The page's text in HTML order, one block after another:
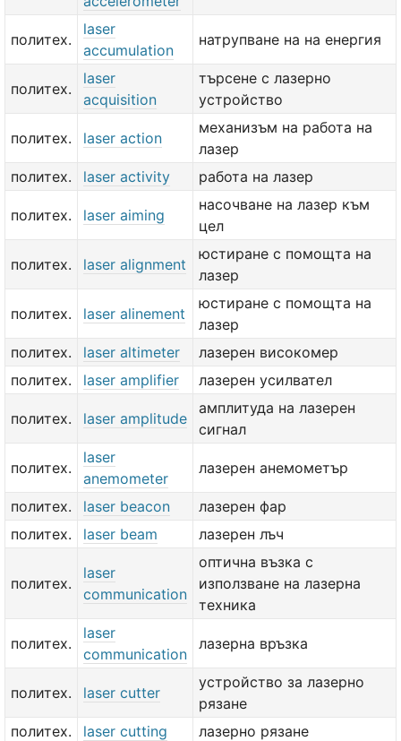
политех.
laser
accumulation
натрупване на на енергия
политех.
laser
acquisition
търсене с лазерно
устройство
политех. laser action
механизъм на работа на
лазер
политех.
laser activity работа на лазер
политех. laser aiming
насочване на лазер към
цел
политех. laser alignment
юстиране с помощта на
лазер
политех. laser alinement
юстиране с помощта на
лазер
политех.
laser altimeter
лазерен високомер
политех.
laser amplifier лазерен усилвател
политех. laser amplitude
амплитуда на лазерен
сигнал
политех.
laser
anemometer
лазерен анемометър
политех. laser beacon
лазерен фар
политех.
laser beam лазерен лъч
политех.
laser
communication
оптична възка с
използване на лазерна
техника
политех.
laser
communication
лазерна връзка
политех. laser cutter
устройство за лазерно
рязане
политех.
laser cutting
лазерно рязане